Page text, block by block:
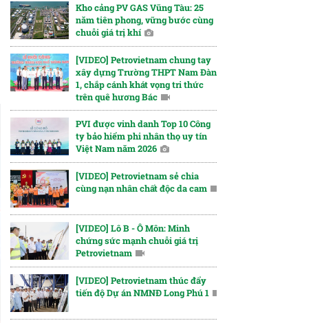
Kho cảng PV GAS Vũng Tàu: 25
năm tiên phong, vững bước cùng
chuỗi giá trị khí
[VIDEO] Petrovietnam chung tay
xây dựng Trường THPT Nam Đàn
1, chắp cánh khát vọng tri thức
trên quê hương Bác
PVI được vinh danh Top 10 Công
ty bảo hiểm phi nhân thọ uy tín
Việt Nam năm 2026
[VIDEO] Petrovietnam sẻ chia
cùng nạn nhân chất độc da cam
[VIDEO] Lô B - Ô Môn: Minh
chứng sức mạnh chuỗi giá trị
Petrovietnam
[VIDEO] Petrovietnam thúc đẩy
tiến độ Dự án NMNĐ Long Phú 1